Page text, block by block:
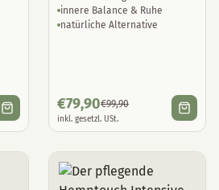
innere Balance & Ruhe
natürliche Alternative
€79,90€99,90
inkl. gesetzl. USt.